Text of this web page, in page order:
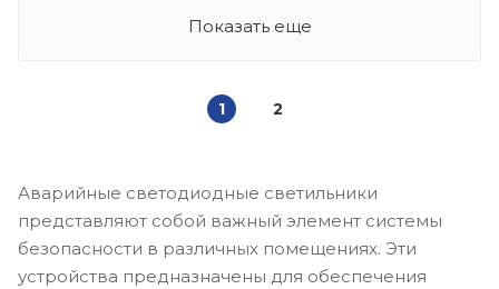
Показать еще
1 2
Аварийные светодиодные светильники
представляют собой важный элемент системы
безопасности в различных помещениях. Эти
устройства предназначены для обеспечения